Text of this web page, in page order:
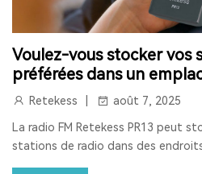
Voulez-vous stocker vos
préférées dans un
Retekess août 7, 2025
La radio FM Retekess PR13 peut
stations de radio dans des
ENCEINTE BLUETOOTH ÉTANCHE
HAUT-PARLEUR BLUETOOTH SANS FIL
AUDIOGUIDE DU MUSÉE TOUR